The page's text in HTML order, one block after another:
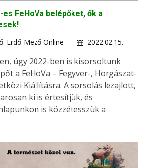
es FeHoVa belépőket, ők a
Erdő-Mező Online
2022.02.15.
úgy 2022-ben is kisorsoltunk
a FeHoVa – Fegyver-, Horgászat-
Kiállításra. A sorsolás lezajlott,
ki is értesítjük, és
is közzétesszük a